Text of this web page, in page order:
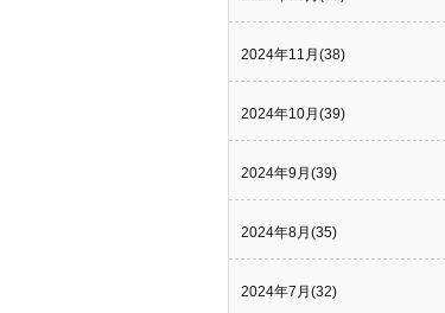
2024年11月(38)
2024年10月(39)
2024年9月(39)
2024年8月(35)
2024年7月(32)